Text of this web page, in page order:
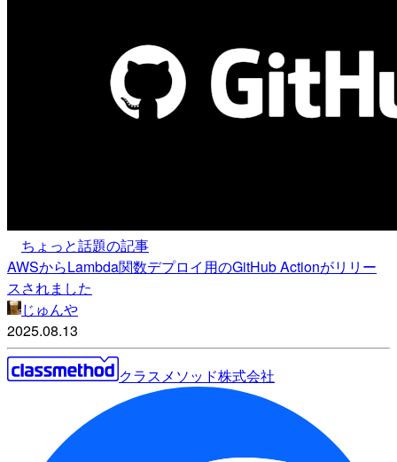
ちょっと話題の記事
AWSからLambda関数デプロイ用のGitHub Actionがリリー
スされました
じゅんや
2025.08.13
クラスメソッド株式会社